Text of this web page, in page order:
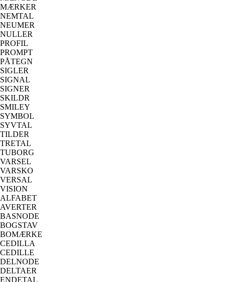
MÆRKER
NEMTAL
NEUMER
NULLER
PROFIL
PROMPT
PÅTEGN
SIGLER
SIGNAL
SIGNER
SKILDR
SMILEY
SYMBOL
SYVTAL
TILDER
TRETAL
TUBORG
VARSEL
VARSKO
VERSAL
VISION
ALFABET
AVERTER
BASNODE
BOGSTAV
BOMÆRKE
CEDILLA
CEDILLE
DELNODE
DELTAER
ENDETAL